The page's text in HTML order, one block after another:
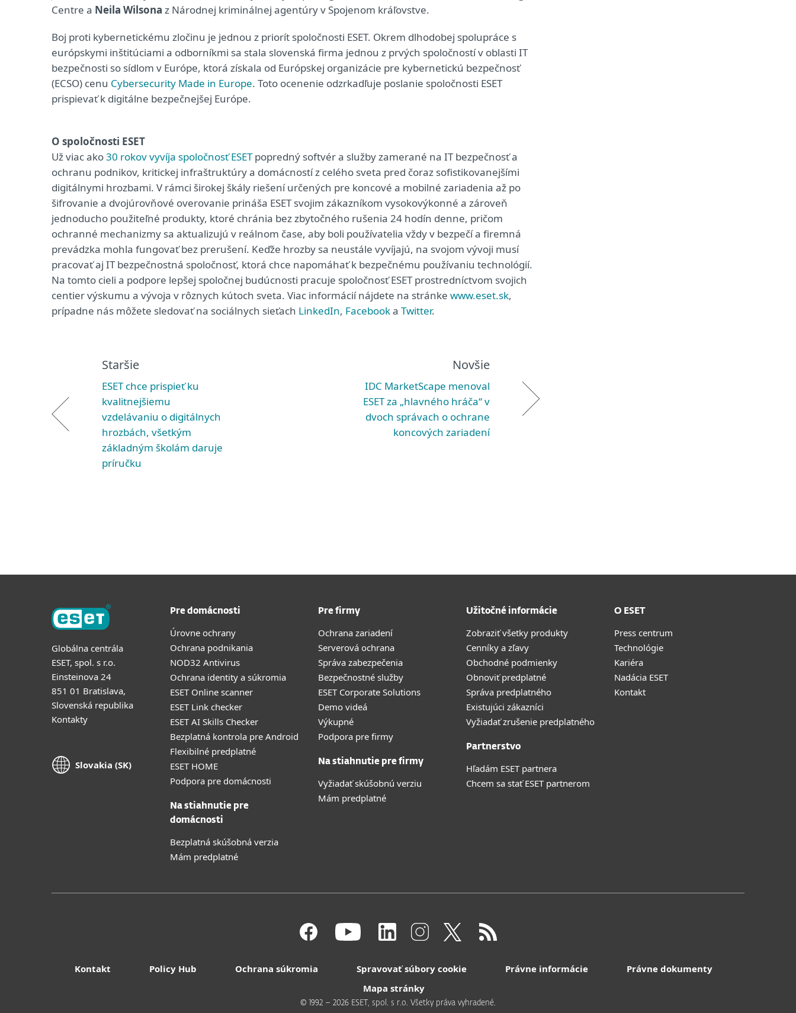
Centre a Neila Wilsona z Národnej kriminálnej agentúry v Spojenom kráľovstve.
Boj proti kybernetickému zločinu je jednou z priorít spoločnosti ESET. Okrem dlhodobej spolupráce s
európskymi inštitúciami a odborníkmi sa stala slovenská firma jednou z prvých spoločností v oblasti IT
bezpečnosti so sídlom v Európe, ktorá získala od Európskej organizácie pre kybernetickú bezpečnosť
(ECSO) cenu Cybersecurity Made in Europe. Toto ocenenie odzrkadľuje poslanie spoločnosti ESET
prispievať k digitálne bezpečnejšej Európe.
O spoločnosti ESET
Už viac ako30 rokov vyvíja spoločnosť ESETpopredný softvér a služby zamerané na IT bezpečnosť a
ochranu podnikov, kritickej infraštruktúry a domácností z celého sveta pred čoraz sofistikovanejšími
digitálnymi hrozbami. V rámci širokej škály riešení určených pre koncové a mobilné zariadenia až po
šifrovanie a dvojúrovňové overovanie prináša ESET svojim zákazníkom vysokovýkonné a zároveň
jednoducho použiteľné produkty, ktoré chránia bez zbytočného rušenia 24 hodín denne, pričom
ochranné mechanizmy sa aktualizujú v reálnom čase, aby boli používatelia vždy v bezpečí a firemná
prevádzka mohla fungovať bez prerušení. Keďže hrozby sa neustále vyvíjajú, na svojom vývoji musí
pracovať aj IT bezpečnostná spoločnosť, ktorá chce napomáhať k bezpečnému používaniu technológií.
Na tomto cieli a podpore lepšej spoločnej budúcnosti pracuje spoločnosť ESET prostredníctvom svojich
centier výskumu a vývoja v rôznych kútoch sveta. Viac informácií nájdete na stránke www.eset.sk,
prípadne nás môžete sledovať na sociálnych sieťach LinkedIn, Facebooka Twitter.
Staršie
ESET chce prispieť ku
kvalitnejšiemu
vzdelávaniu o digitálnych
hrozbách, všetkým
základným školám daruje
príručku
Novšie
IDC MarketScape menoval
ESET za „hlavného hráča“ v
dvoch správach o ochrane
koncových zariadení
Globálna centrála
ESET, spol. s r.o.
Einsteinova 24
851 01 Bratislava,
Slovenská republika
Kontakty
Slovakia (SK)
Pre domácnosti
Úrovne ochrany
Ochrana podnikania
NOD32 Antivirus
Ochrana identity a súkromia
ESET Online scanner
ESET Link checker
ESET AI Skills Checker
Bezplatná kontrola pre Android
Flexibilné predplatné
ESET HOME
Podpora pre domácnosti
Na stiahnutie pre
domácnosti
Bezplatná skúšobná verzia
Mám predplatné
Pre firmy
Ochrana zariadení
Serverová ochrana
Správa zabezpečenia
Bezpečnostné služby
ESET Corporate Solutions
Demo videá
Výkupné
Podpora pre firmy
Na stiahnutie pre firmy
Vyžiadať skúšobnú verziu
Mám predplatné
Užitočné informácie
Zobraziť všetky produkty
Cenníky a zľavy
Obchodné podmienky
Obnoviť predplatné
Správa predplatného
Existujúci zákazníci
Vyžiadať zrušenie predplatného
Partnerstvo
Hľadám ESET partnera
Chcem sa stať ESET partnerom
O ESET
Press centrum
Technológie
Kariéra
Nadácia ESET
Kontakt
Kontakt Policy Hub Ochrana súkromia Spravovať súbory cookie Právne informácie
Právne dokumenty
Mapa stránky
© 1992 – 2026 ESET, spol. s r.o. Všetky práva vyhradené.